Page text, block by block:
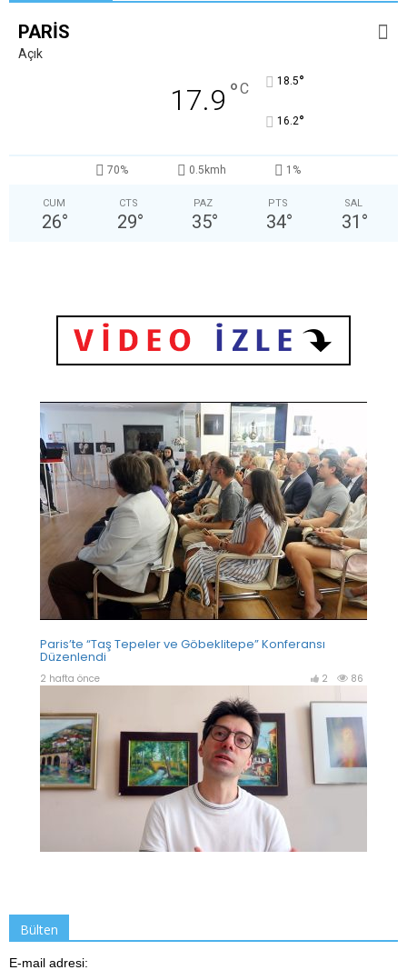
PARIS
Açık
17.9 °C 18.5°
16.2°
70% 0.5kmh 1%
CUM
26°
CTS
29°
PAZ
35°
PTS
34°
SAL
31 °
Bülten
E-mail adresi: